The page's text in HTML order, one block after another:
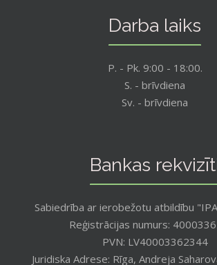
Darba laiks
P. - Pk. 9:00 - 18:00.
S. - brīvdiena
Sv. - brīvdiena
Bankas
Sabiedrība ar ierobežotu atbildību
Reģistrācijas numurs:
PVN: LV40003362344
Juridiska Adrese: Rīga, Andreja